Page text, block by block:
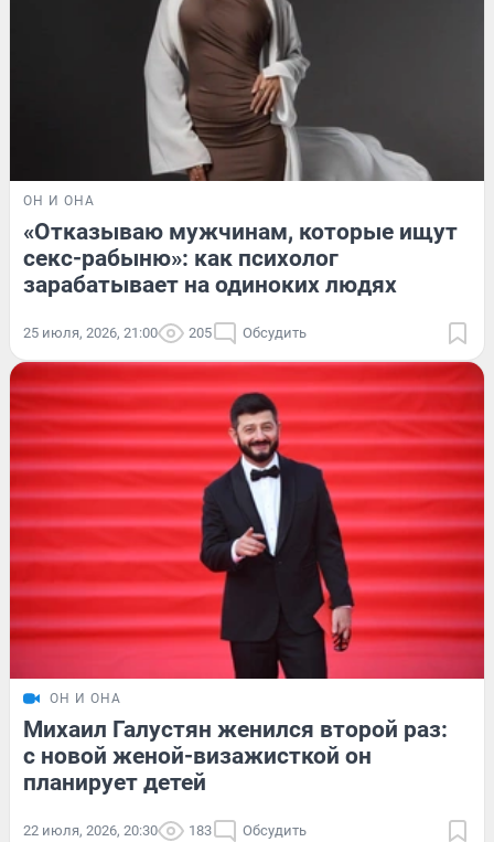
ОН И ОНА
«Отказываю мужчинам, которые ищут
секс-рабыню»: как психолог
зарабатывает на одиноких людях
25 июля, 2026, 21:00 205 Обсудить
ОН И ОНА
Михаил Галустян женился второй раз:
с новой женой-визажисткой он
планирует детей
22 июля, 2026, 20:30 183 Обсудить